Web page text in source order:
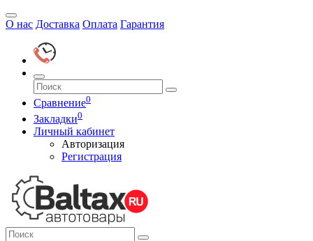
О нас Доставка Оплата Гарантия
Сравнение0
Закладки0
Личный кабинет
Авторизация
Регистрация